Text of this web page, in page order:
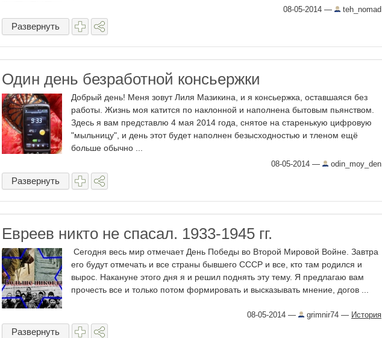
08-05-2014 — teh_nomad
Развернуть
Один день безработной консьержки
Добрый день! Меня зовут Лиля Мазикина, и я консьержка, оставшаяся без
работы. Жизнь моя катится по наклонной и наполнена бытовым пьянством.
Здесь я вам представлю 4 мая 2014 года, снятое на старенькую цифровую
"мыльницу", и день этот будет наполнен безысходностью и тленом ещё
больше обычно ...
08-05-2014 — odin_moy_den
Развернуть
Евреев никто не спасал. 1933-1945 гг.
Сегодня весь мир отмечает День Победы во Второй Мировой Войне. Завтра
его будут отмечать и все страны бывшего СССР и все, кто там родился и
вырос. Накануне этого дня я и решил поднять эту тему. Я предлагаю вам
прочесть все и только потом формировать и высказывать мнение, догов ...
08-05-2014 — grimnir74 — История
Развернуть